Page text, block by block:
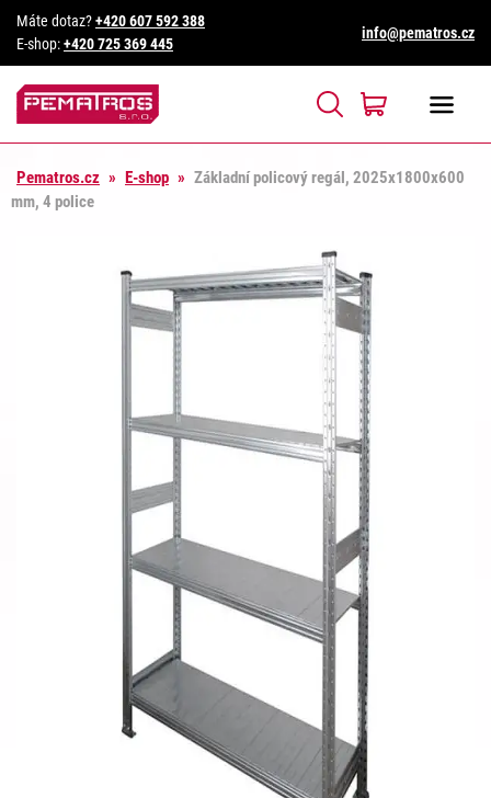
Máte dotaz?+420 607 592 388
E-shop:+420 725 369 445
info@pematros.cz
Pematros.cz » E-shop » Základní policový regál, 2025x1800x600
mm, 4 police